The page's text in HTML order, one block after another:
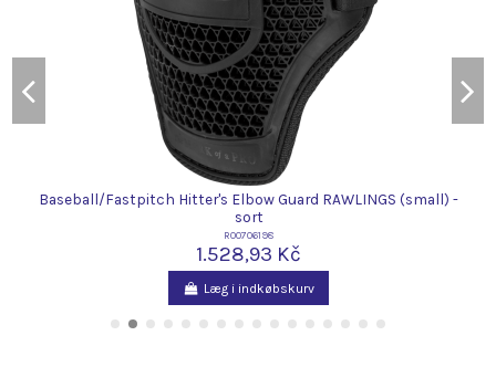
Baseball/Fastpitch Hitter's Elbow Guard RAWLINGS (small) -
sort
R00706198
1.528,93 Kč
Læg i indkøbskurv